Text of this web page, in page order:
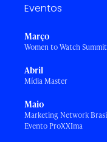
Eventos
Março
Women to Watch Summit
Abril
Mídia Master
Maio
Marketing Network
Evento ProXXIma